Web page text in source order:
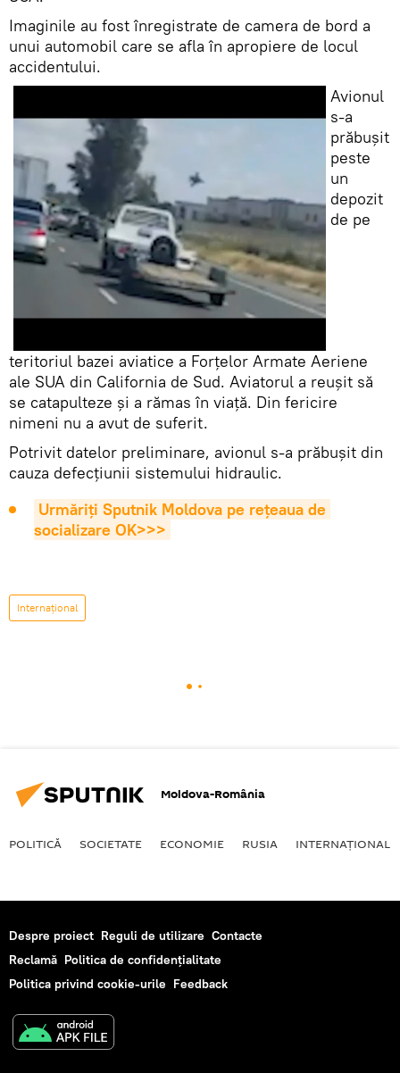
Imaginile au fost înregistrate de camera de bord a
unui automobil care se afla în apropiere de locul
accidentului.
Avionul
s-a
prăbușit
peste
un
depozit
de pe
teritoriul bazei aviatice a Forțelor Armate Aeriene
ale SUA din California de Sud. Aviatorul a reușit să
se catapulteze și a rămas în viață. Din fericire
nimeni nu a avut de suferit.
Potrivit datelor preliminare, avionul s-a prăbușit din
cauza defecțiunii sistemului hidraulic.
Urmăriți Sputnik Moldova pe rețeaua de
socializare OK>>>
Internaţional
Moldova-România
POLITICĂ SOCIETATE ECONOMIE RUSIA INTERNAŢIONAL
Despre proiect Reguli de utilizare Contacte
Reclamă Politica de confidențialitate
Politica privind cookie-urile Feedback